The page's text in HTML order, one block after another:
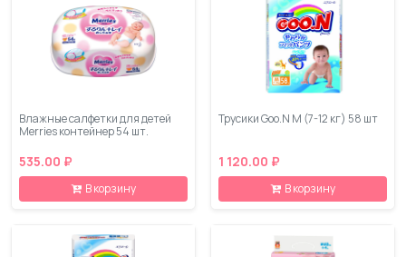
Влажные салфетки для детей
Merries контейнер 54 шт.
535.00 ₽
В корзину
Трусики Goo.N M (7-12 кг) 58 шт
1 120.00 ₽
В корзину